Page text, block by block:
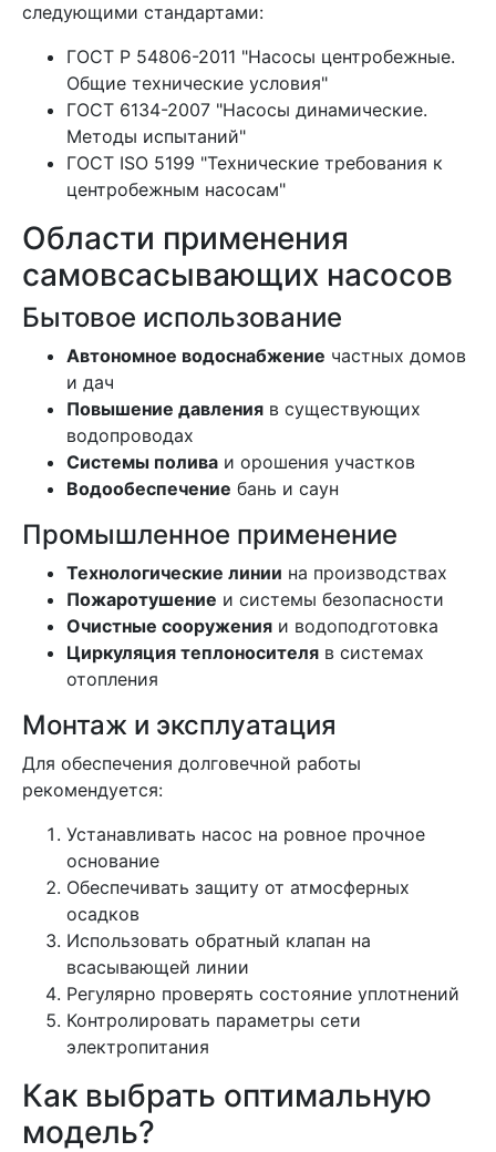
следующими стандартами:
ГОСТ Р 54806-2011 "Насосы центробежные.
Общие технические условия"
ГОСТ 6134-2007 "Насосы динамические.
Методы испытаний"
ГОСТ ISO 5199 "Технические требования к
центробежным насосам"
Области применения
самовсасывающих насосов
Бытовое использование
Автономное водоснабжение частных домов
и дач
Повышение давления в существующих
водопроводах
Системы полива и орошения участков
Водообеспечение бань и саун
Промышленное применение
Технологические линии на производствах
Пожаротушение и системы безопасности
Очистные сооружения и водоподготовка
Циркуляция теплоносителя в системах
отопления
Монтаж и эксплуатация
Для обеспечения долговечной работы
рекомендуется:
Устанавливать насос на ровное прочное
основание
Обеспечивать защиту от атмосферных
осадков
Использовать обратный клапан на
всасывающей линии
Регулярно проверять состояние уплотнений
Контролировать параметры сети
электропитания
Как выбрать оптимальную
модель?